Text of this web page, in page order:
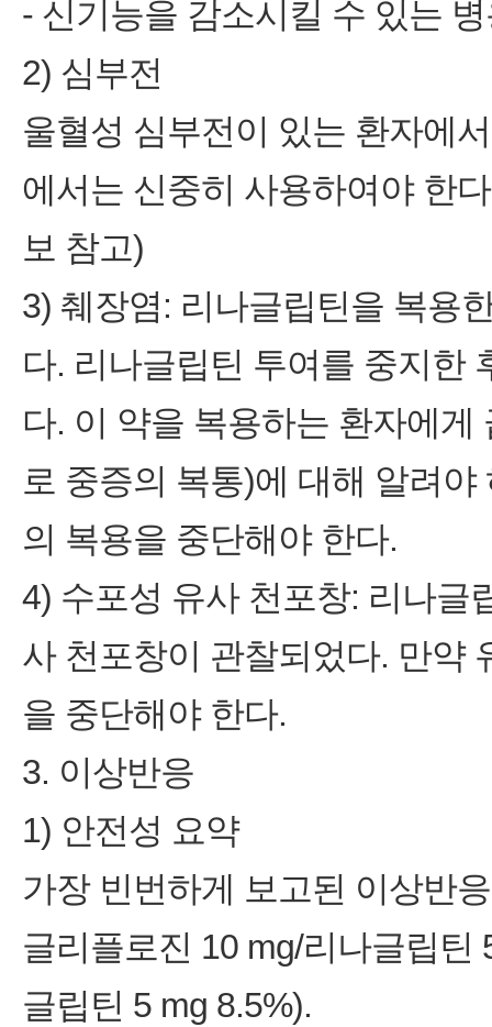
‑ 신기능을 감소시킬 수 있는
2) 심부전
울혈성 심부전이 있는 환자에
에서는 신중히 사용하여야 한
보 참고)
3) 췌장염: 리나글립틴을 복용
다. 리나글립틴 투여를 중지한
다. 이 약을 복용하는 환자에
로 중증의 복통)에 대해 알려
의 복용을 중단해야 한다.
4) 수포성 유사 천포창: 리나글
사 천포창이 관찰되었다. 만약
을 중단해야 한다.
3. 이상반응
1) 안전성 요약
가장 빈번하게 보고된 이상반
글리플로진 10 mg/리나글립틴
글립틴 5 mg 8.5%).